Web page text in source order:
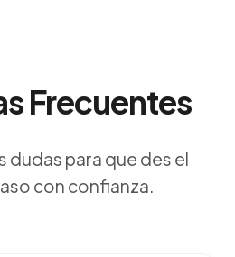
Frecuentes
dudas para que des el
con confianza.